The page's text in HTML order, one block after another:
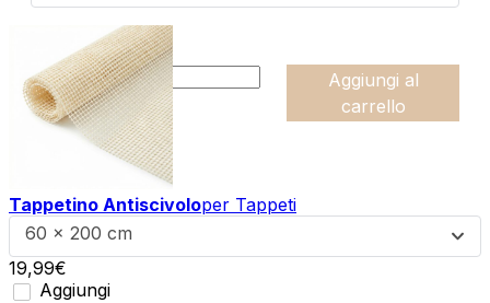
43,99€
:product_name quantity
-
+
Aggiungi al
carrello
Tappetino Antiscivoloper Tappeti
60 x 200 cm
19,99€
Aggiungi